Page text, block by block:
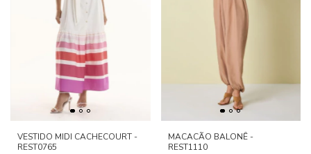
VESTIDO MIDI CACHECOURT -
REST0765
MACACÃO BALONÊ -
REST1110